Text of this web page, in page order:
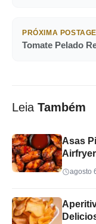
PRÓXIMA
Tomate Pelado
Leia Também
Asas
Airfryer
agosto